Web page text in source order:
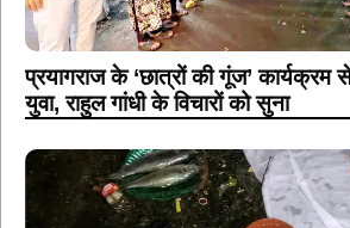
प्रयागराज के ‘छात्रों की गूंज’
युवा, राहुल गांधी के विचारों को सुना